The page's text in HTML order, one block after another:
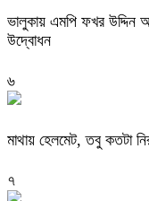
ভালুকায় এমপি ফখর উদ্দিন
উদ্বোধন
৬
মাথায় হেলমেট, তবু কতটা
৭